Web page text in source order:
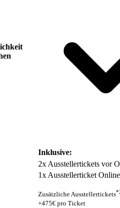
Inklusive:
2x Ausstellertickets vor
1x Ausstellerticket Online
Zusätzliche Ausstellertickets
+475€ pro Ticket